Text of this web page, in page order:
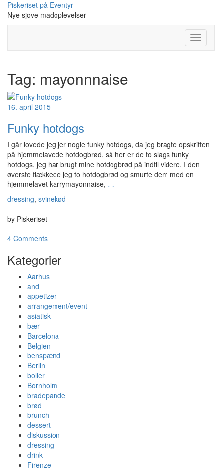
Skip
content
Piskeriset på Eventyr
Nye sjove madoplevelser
Toggle
Tag: mayonnnaise
16. april 2015
Funky hotdogs
I går lovede jeg jer nogle funky hotdogs, da jeg bragte opskriften
på hjemmelavede hotdogbrød, så her er de to slags funky
hotdogs, jeg har brugt mine hotdogbrød på indtil videre. I den
øverste flækkede jeg to hotdogbrød og smurte dem med en
hjemmelavet karrymayonnaise, …
dressing, svinekød
-
by Piskeriset
-
4 Comments
Kategorier
Aarhus
and
appetizer
arrangement/event
asiatisk
bær
Barcelona
Belgien
benspænd
Berlin
boller
Bornholm
bradepande
brød
brunch
dessert
diskussion
dressing
drink
Firenze